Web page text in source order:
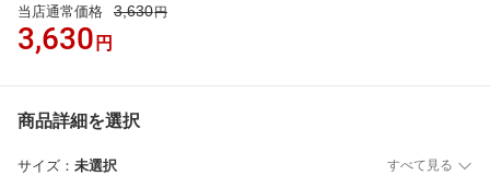
当店通常価格 3,630円
3,630 円
商品詳細を選択
サイズ ： 未選択 すべて見る